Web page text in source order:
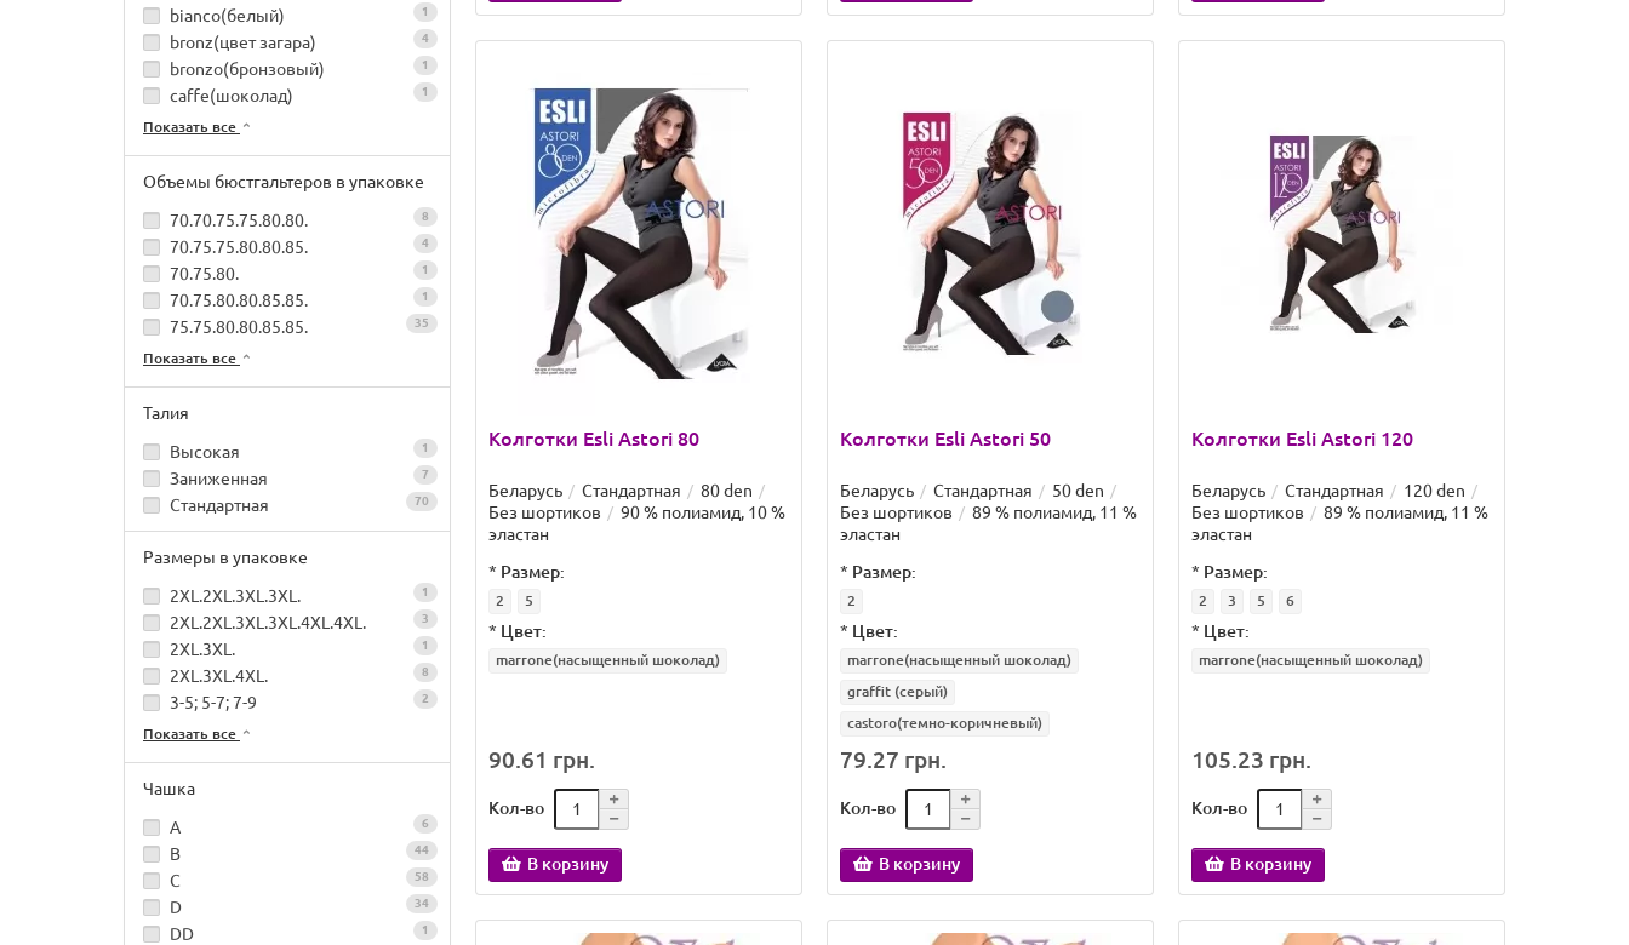
bianco(белый) 1
bronz(цвет загара) 4
bronzo(бронзовый) 1
caffe(шоколад) 1
Показать все
Объемы бюстгальтеров в упаковке
70.70.75.75.80.80.
8
70.75.75.80.80.85. 4
70.75.80. 1
70.75.80.80.85.85. 1
75.75.80.80.85.85. 35
Показать все
Талия
Высокая
1
Заниженная 7
Стандартная 70
Размеры в упаковке
2XL.2XL.3XL.3XL.
1
2XL.2XL.3XL.3XL.4XL.4XL. 3
2XL.3XL. 1
2XL.3XL.4XL. 8
3-5; 5-7; 7-9 2
Показать все
Чашка
A
6
B 44
C 58
D 34
DD 1
Колготки Esli Astori 80
Беларусь Стандартная
80 den
Без шортиков
90 % полиамид, 10 %
эластан
* Размер:
2 5
* Цвет:
marrone(насыщенный шоколад)
90.61 грн.
Кол-во
В корзину
Колготки Esli Astori 50
Беларусь Стандартная
50 den
Без шортиков
89 % полиамид, 11 %
эластан
* Размер:
2
* Цвет:
marrone(насыщенный шоколад)
graffit (серый)
castoro(темно-коричневый)
79.27 грн.
Кол-во
В корзину
Колготки Esli Astori 120
Беларусь Стандартная
120 den
Без шортиков
89 % полиамид, 11 %
эластан
* Размер:
2 3 5 6
* Цвет:
marrone(насыщенный шоколад)
105.23 грн.
Кол-во
В корзину